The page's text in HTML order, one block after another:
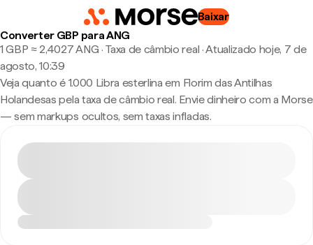
Baixar
Converter GBP para ANG
1 GBP ≈ 2,4027 ANG · Taxa de câmbio real ·Atualizado hoje, 7 de
agosto, 10:39
Veja quanto é 1.000 Libra esterlina em Florim das Antilhas
Holandesas pela taxa de câmbio real. Envie dinheiro com a Morse
— sem markups ocultos, sem taxas infladas.